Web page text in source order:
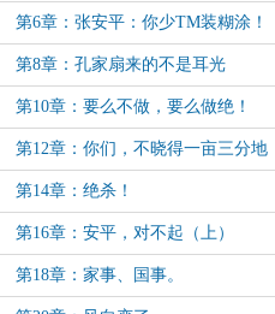
第6章：张安平：你少TM装糊涂！
第8章：孔家扇来的不是耳光
第10章：要么不做，要么做绝！
第12章：你们，不晓得一亩三分地
的意思吗？（中）
第14章：绝杀！
第16章：安平，对不起（上）
第18章：家事、国事。